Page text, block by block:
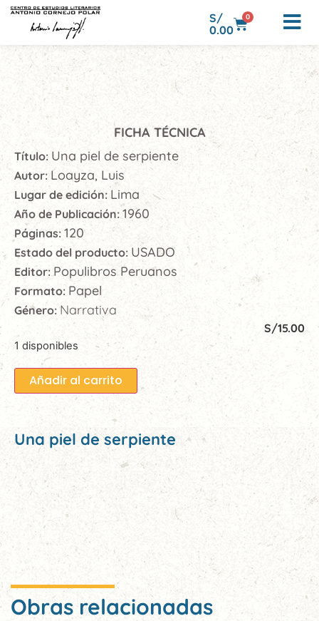
S/
0.00
0
FICHA TÉCNICA
Título: Una piel de serpiente
Autor: Loayza, Luis
Lugar de edición: Lima
Año de Publicación:1960
Páginas: 120
Estado del producto: USADO
Editor:Populibros Peruanos
Formato: Papel
Género:Narrativa
S/15.00
1 disponibles
Añadir al carrito
Una piel de serpiente
Obras relacionadas